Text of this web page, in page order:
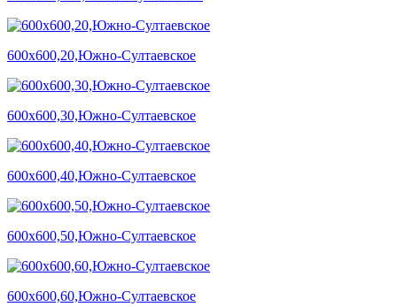
600х600,20,Южно-Султаевское
600х600,30,Южно-Султаевское
600х600,40,Южно-Султаевское
600х600,50,Южно-Султаевское
600х600,60,Южно-Султаевское